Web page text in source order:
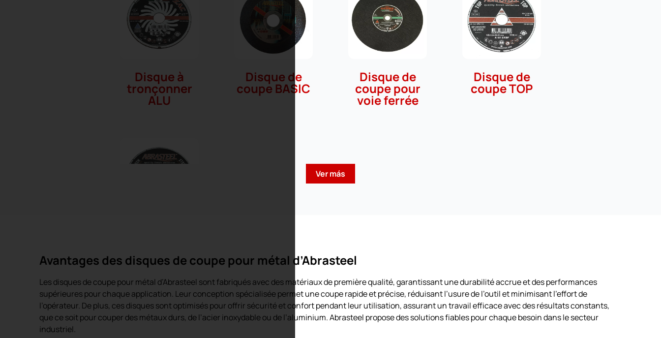
Disque à
tronçonner
ALU
Disque de
coupe BASIC
Disque de
coupe pour
voie ferrée
Disque de
coupe TOP
Ver más
Avantages des disques de coupe pour métal d’Abrasteel
Les disques de coupe pour métal d’Abrasteel sont fabriqués avec des matériaux de première qualité, garantissant une durabilité accrue et des performances
supérieures pour chaque application. Leur conception spécialisée permet une coupe rapide et précise, réduisant l’usure de l’outil et minimisant l’effort de
l’opérateur. De plus, ces disques sont optimisés pour offrir sécurité et confort pendant leur utilisation, assurant un travail efficace avec des résultats constants,
que ce soit pour couper des métaux durs, de l’acier inoxydable ou de l’aluminium. Abrasteel propose des solutions fiables pour chaque besoin dans le secteur
industriel.